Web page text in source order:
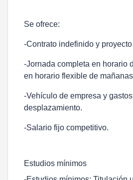
Se ofrece:
-Contrato indefinido y
-Jornada completa en horario
en horario flexible de
-Vehículo de empresa y
desplazamiento.
-Salario fijo competitivo.
Estudios mínimos